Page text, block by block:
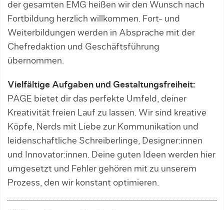
der gesamten EMG heißen wir den Wunsch nach
Fortbildung herzlich willkommen. Fort- und
Weiterbildungen werden in Absprache mit der
Chefredaktion und Geschäftsführung
übernommen.
Vielfältige Aufgaben und Gestaltungsfreiheit:
PAGE bietet dir das perfekte Umfeld, deiner
Kreativität freien Lauf zu lassen. Wir sind kreative
Köpfe, Nerds mit Liebe zur Kommunikation und
leidenschaftliche Schreiberlinge, Designer:innen
und Innovator:innen. Deine guten Ideen werden hier
umgesetzt und Fehler gehören mit zu unserem
Prozess, den wir konstant optimieren.